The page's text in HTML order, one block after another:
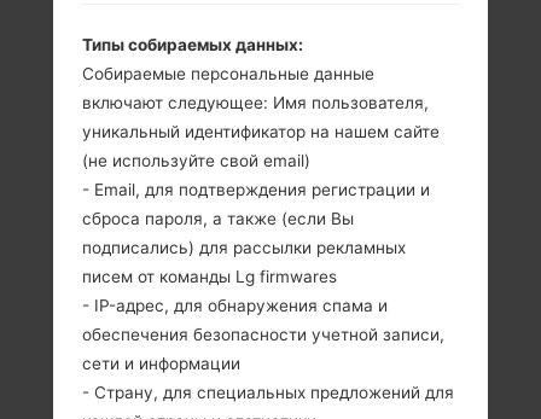
126 грамм (4.44
унции)
Съемный Li-Ion
2540 mAh
Март, 2014
Типы собираемых данных:
Собираемые персональные данные
включают следующее: Имя пользователя,
уникальный идентификатор на нашем сайте
(не используйте свой email)
- Email, для подтверждения регистрации и
сброса пароля, а также (если Вы
подписались) для рассылки рекламных
писем от команды Lg firmwares
- IP-адрес, для обнаружения спама и
обеспечения безопасности учетной записи,
сети и информации
- Страну, для специальных предложений для